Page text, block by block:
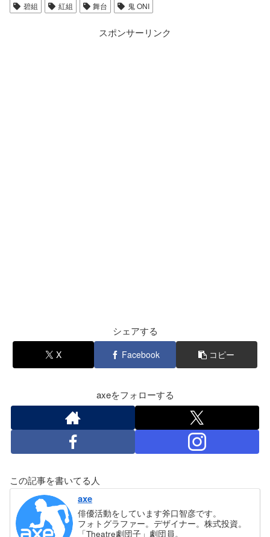
碧組
紅組 舞台 鬼 ONI
スポンサーリンク
シェアする
X Facebook コピー
axeをフォローする
この記事を書いてる人
axe
俳優活動をしています斧口智彦です。
フォトグラファー。デザイナー。株式投資。
「Theatre劇団子」劇団員。